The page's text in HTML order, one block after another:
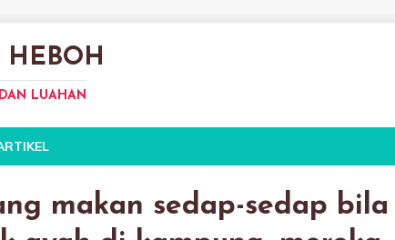
HEBOH
LUAHAN
makan sedap-sedap bila